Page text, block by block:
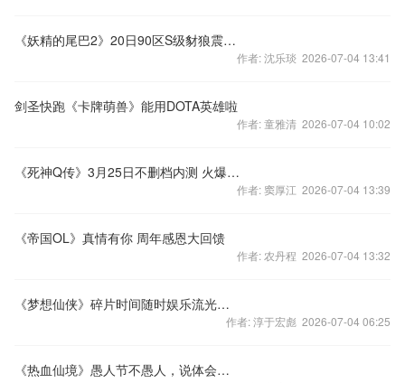
《妖精的尾巴2》20日90区S级豺狼震撼回归
作者: 沈乐琰 2026-07-04 13:41
剑圣快跑《卡牌萌兽》能用DOTA英雄啦
作者: 童雅清 2026-07-04 10:02
《死神Q传》3月25日不删档内测 火爆来袭
作者: 窦厚江 2026-07-04 13:39
《帝国OL》真情有你 周年感恩大回馈
作者: 农丹程 2026-07-04 13:32
《梦想仙侠》碎片时间随时娱乐流光宝甲邀你共玩
作者: 淳于宏彪 2026-07-04 06:25
《热血仙境》愚人节不愚人，说体会赢好礼